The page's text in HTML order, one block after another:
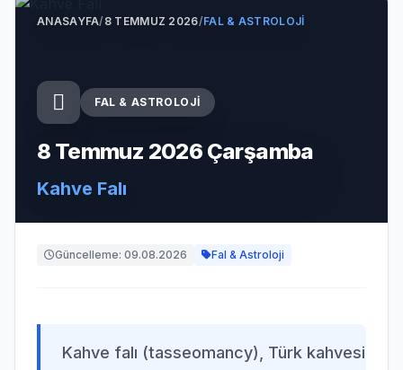
ANASAYFA/8 TEMMUZ 2026/FAL & ASTROLOJI
FAL & ASTROLOJI
8 Temmuz 2026 Çarşamba
Kahve Falı
Güncelleme: 09.08.2026 Fal & Astroloji
Kahve falı (tasseomancy), Türk kahvesi